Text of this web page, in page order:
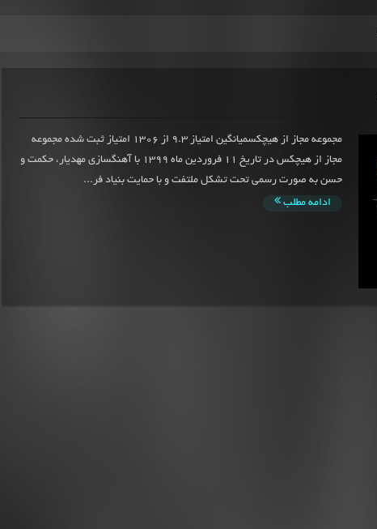
مجموعه مجاز از هیچکسمیانگین امتیاز 9.3 از 1306 امتیاز ثبت شده مجموعه
مجاز از هیچکس در تاریخ 11 فروردین ماه 1399 با آهنگسازی مهدیار، حکمت و
حسن به صورت رسمی تحت تشکل ملتفت و با حمایت بنیاد فر...
ادامه مطلب